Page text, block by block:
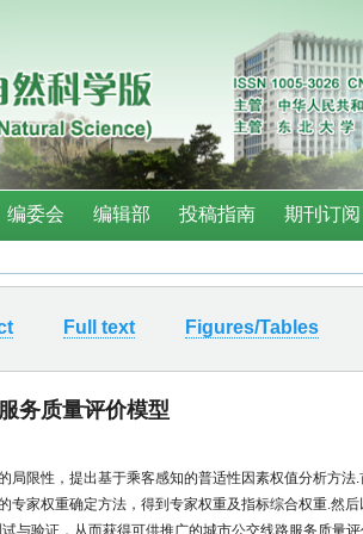
Full text Figures/Tables
务质量评价模型
局限性，提出基于乘客感知的普适性因素权值分析方法
专家权重确定方法，得到专家权重及指标综合权重.然
与验证，从而获得可供推广的城市公交线路服务质量